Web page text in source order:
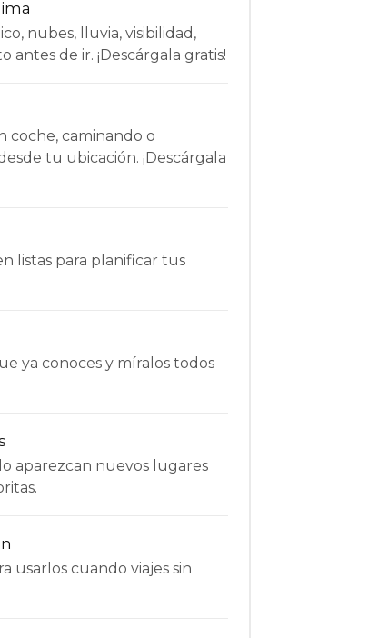
nubes, lluvia, visibilidad,
de ir. ¡Descárgala gratis!
coche, caminando o
tu ubicación. ¡Descárgala
listas para planificar tus
ya conoces y míralos todos
aparezcan nuevos lugares
usarlos cuando viajes sin